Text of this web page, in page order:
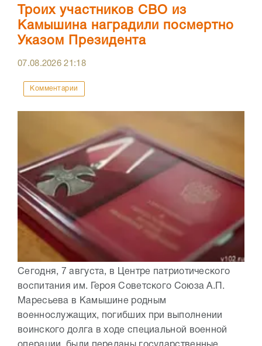
Троих участников СВО из
Камышина наградили посмертно
Указом Президента
07.08.202621:18
Комментарии
Сегодня, 7 августа, в Центре патриотического
воспитания им. Героя Советского Союза А.П.
Маресьева в Камышине родным
военнослужащих, погибших при выполнении
воинского долга в ходе специальной военной